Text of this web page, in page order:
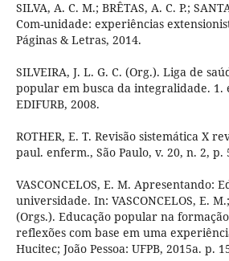
SILVA, A. C. M.; BRÊTAS, A. C. P.;
Com-unidade: experiências
Páginas & Letras, 2014.
SILVEIRA, J. L. G. C. (Org.). Liga de
popular em busca da integralidade. 1.
EDIFURB, 2008.
ROTHER, E. T. Revisão sistemática X
paul. enferm., São Paulo, v. 20, n. 2, p.
VASCONCELOS, E. M. Apresentando:
universidade. In: VASCONCELOS, E. M.;
(Orgs.). Educação popular na
reflexões com base em uma
Hucitec; João Pessoa: UFPB, 2015a. p.